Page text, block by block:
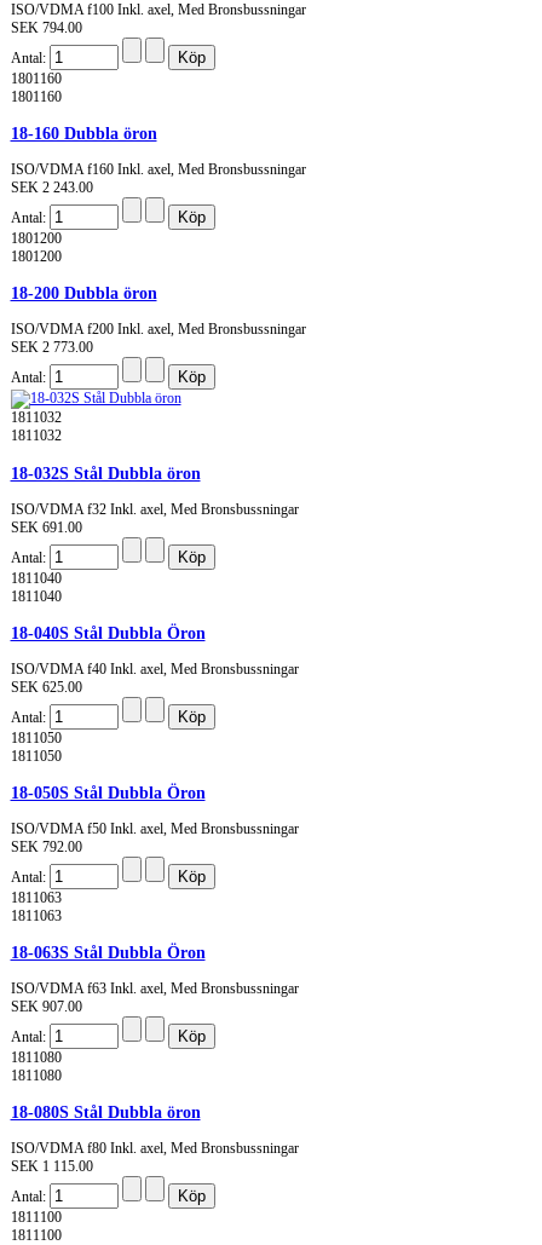
ISO/VDMA f100 Inkl. axel, Med Bronsbussningar
SEK 794.00
Antal:
1801160
1801160
18-160 Dubbla öron
ISO/VDMA f160 Inkl. axel, Med Bronsbussningar
SEK 2 243.00
Antal:
1801200
1801200
18-200 Dubbla öron
ISO/VDMA f200 Inkl. axel, Med Bronsbussningar
SEK 2 773.00
Antal:
1811032
1811032
18-032S Stål Dubbla öron
ISO/VDMA f32 Inkl. axel, Med Bronsbussningar
SEK 691.00
Antal:
1811040
1811040
18-040S Stål Dubbla Öron
ISO/VDMA f40 Inkl. axel, Med Bronsbussningar
SEK 625.00
Antal:
1811050
1811050
18-050S Stål Dubbla Öron
ISO/VDMA f50 Inkl. axel, Med Bronsbussningar
SEK 792.00
Antal:
1811063
1811063
18-063S Stål Dubbla Öron
ISO/VDMA f63 Inkl. axel, Med Bronsbussningar
SEK 907.00
Antal:
1811080
1811080
18-080S Stål Dubbla öron
ISO/VDMA f80 Inkl. axel, Med Bronsbussningar
SEK 1 115.00
Antal:
1811100
1811100